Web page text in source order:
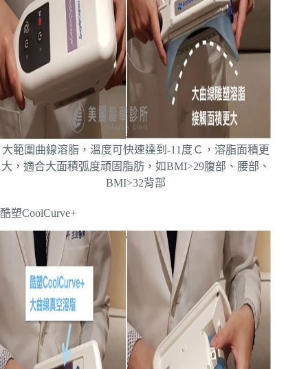
大範圍曲線溶脂，溫度可快速達到-11度Ｃ，溶脂面積更
大，適合大面積弧度頑固脂肪，如BMI>29腹部、腰部、
BMI>32背部
酷塑CoolCurve+